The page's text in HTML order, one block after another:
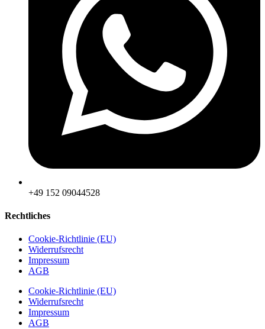
‪+49 152 09044528
Rechtliches
Cookie-Richtlinie (EU)
Widerrufsrecht
Impressum
AGB
Cookie-Richtlinie (EU)
Widerrufsrecht
Impressum
AGB